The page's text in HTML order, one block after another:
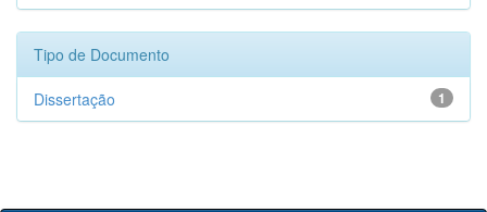
Tipo de Documento
1
Dissertação